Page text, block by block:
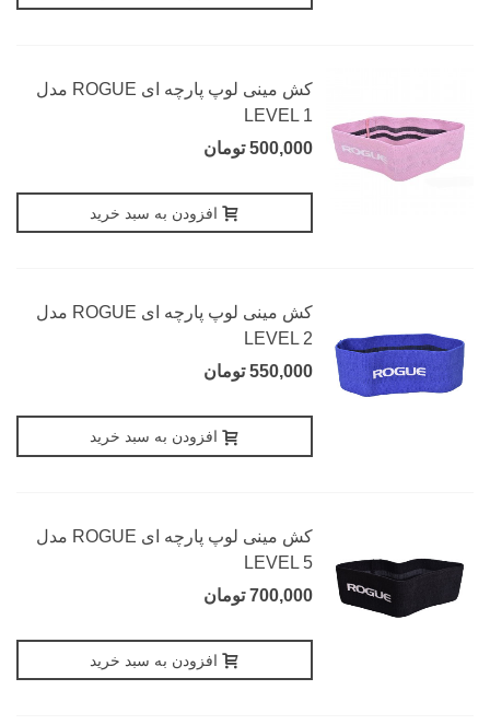
کش مینی لوپ پارچه ای ROGUE مدل
LEVEL 1
500,000 تومان
افزودن به سبد خرید
کش مینی لوپ پارچه ای ROGUE مدل
LEVEL 2
550,000 تومان
افزودن به سبد خرید
کش مینی لوپ پارچه ای ROGUE مدل
LEVEL 5
700,000 تومان
افزودن به سبد خرید